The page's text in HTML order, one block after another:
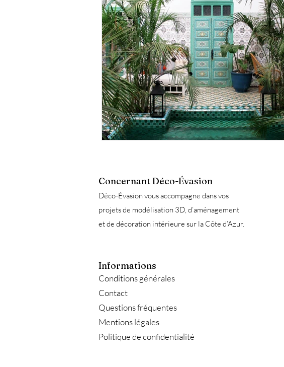
Matériaux de décoration intérieure
Concernant Déco-Évasion
Déco-Évasion vous accompagne dans vos
projets de modélisation 3D, d’aménagement
et de décoration intérieure sur la Côte d’Azur.
Informations
Conditions générales
Contact
Questions fréquentes
Mentions légales
Politique de confidentialité